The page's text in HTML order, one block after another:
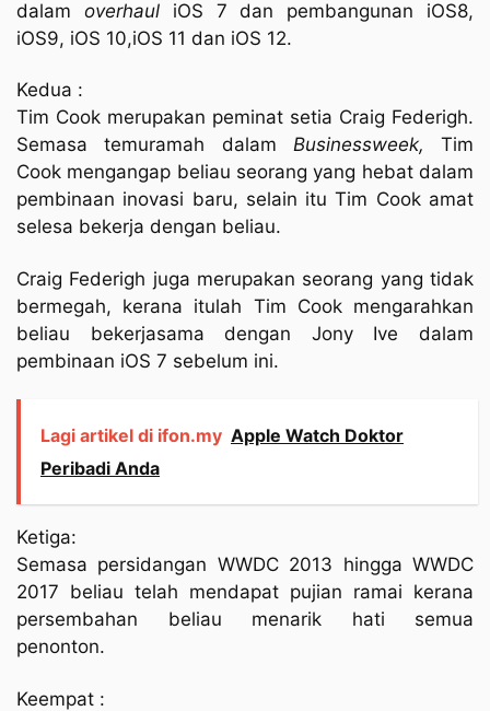
dalam overhauliOS 7 dan pembangunan iOS8,
iOS9, iOS 10,iOS 11 dan iOS 12.
Kedua :
Tim Cook merupakan peminat setia Craig Federigh.
Semasa temuramah dalam Businessweek, Tim
Cook mengangap beliau seorang yang hebat dalam
pembinaan inovasi baru, selain itu Tim Cook amat
selesa bekerja dengan beliau.
Craig Federigh juga merupakan seorang yang tidak
bermegah, kerana itulah Tim Cook mengarahkan
beliau bekerjasama dengan Jony Ive dalam
pembinaan iOS 7 sebelum ini.
Lagi artikel di ifon.my Apple Watch Doktor
Peribadi Anda
Ketiga:
Semasa persidangan WWDC 2013 hingga WWDC
2017 beliau telah mendapat pujian ramai kerana
persembahan beliau menarik hati semua
penonton.
Keempat :